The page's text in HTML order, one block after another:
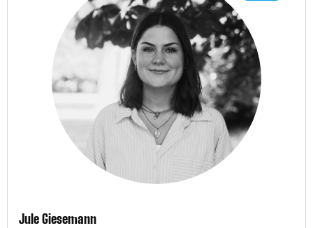
Jule Giesemann